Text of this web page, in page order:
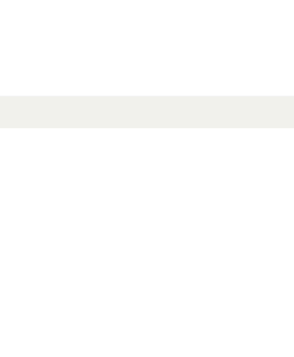
innovativen Walz- und Spritzverfahrens ermöglicht
Weißlack-Oberfläche.
Türenkauf unbedingt beachten. Computer-,